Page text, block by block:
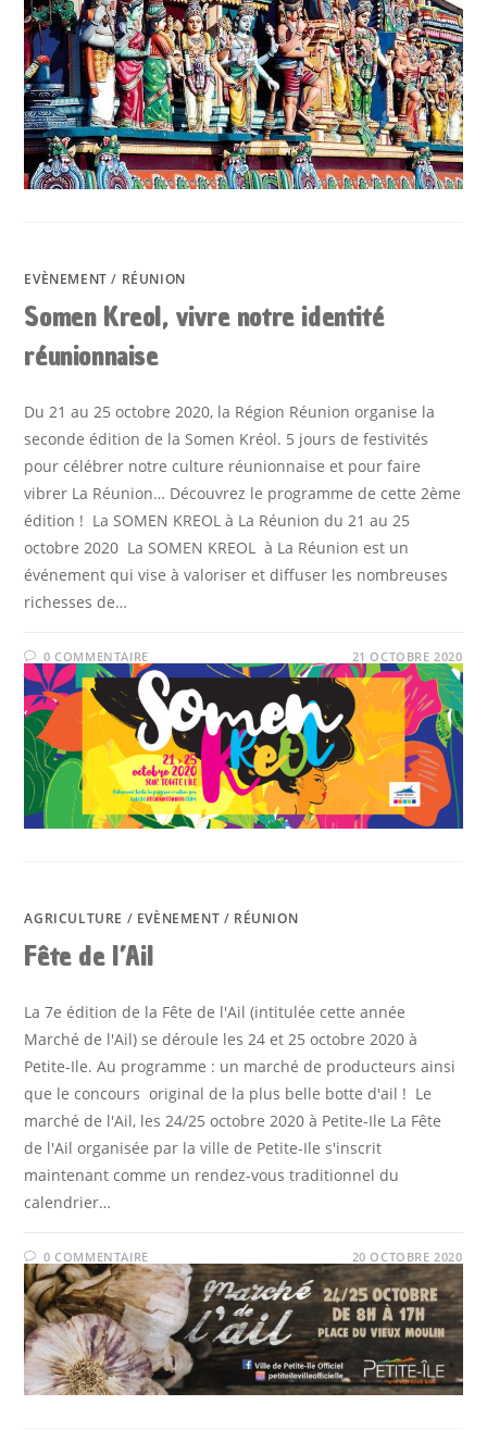
EVÈNEMENT / RÉUNION
Somen Kreol, vivre notre identité
réunionnaise
Du 21 au 25 octobre 2020, la Région Réunion organise la
seconde édition de la Somen Kréol. 5 jours de festivités
pour célébrer notre culture réunionnaise et pour faire
vibrer La Réunion… Découvrez le programme de cette 2ème
édition ! La SOMEN KREOL à La Réunion du 21 au 25
octobre 2020 La SOMEN KREOL à La Réunion est un
événement qui vise à valoriser et diffuser les nombreuses
richesses de…
0 COMMENTAIRE 21 OCTOBRE 2020
AGRICULTURE / EVÈNEMENT / RÉUNION
Fête de l’Ail
La 7e édition de la Fête de l'Ail (intitulée cette année
Marché de l'Ail) se déroule les 24 et 25 octobre 2020 à
Petite-Ile. Au programme : un marché de producteurs ainsi
que le concours original de la plus belle botte d'ail ! Le
marché de l'Ail, les 24/25 octobre 2020 à Petite-Ile La Fête
de l'Ail organisée par la ville de Petite-Ile s'inscrit
maintenant comme un rendez-vous traditionnel du
calendrier…
0 COMMENTAIRE 20 OCTOBRE 2020